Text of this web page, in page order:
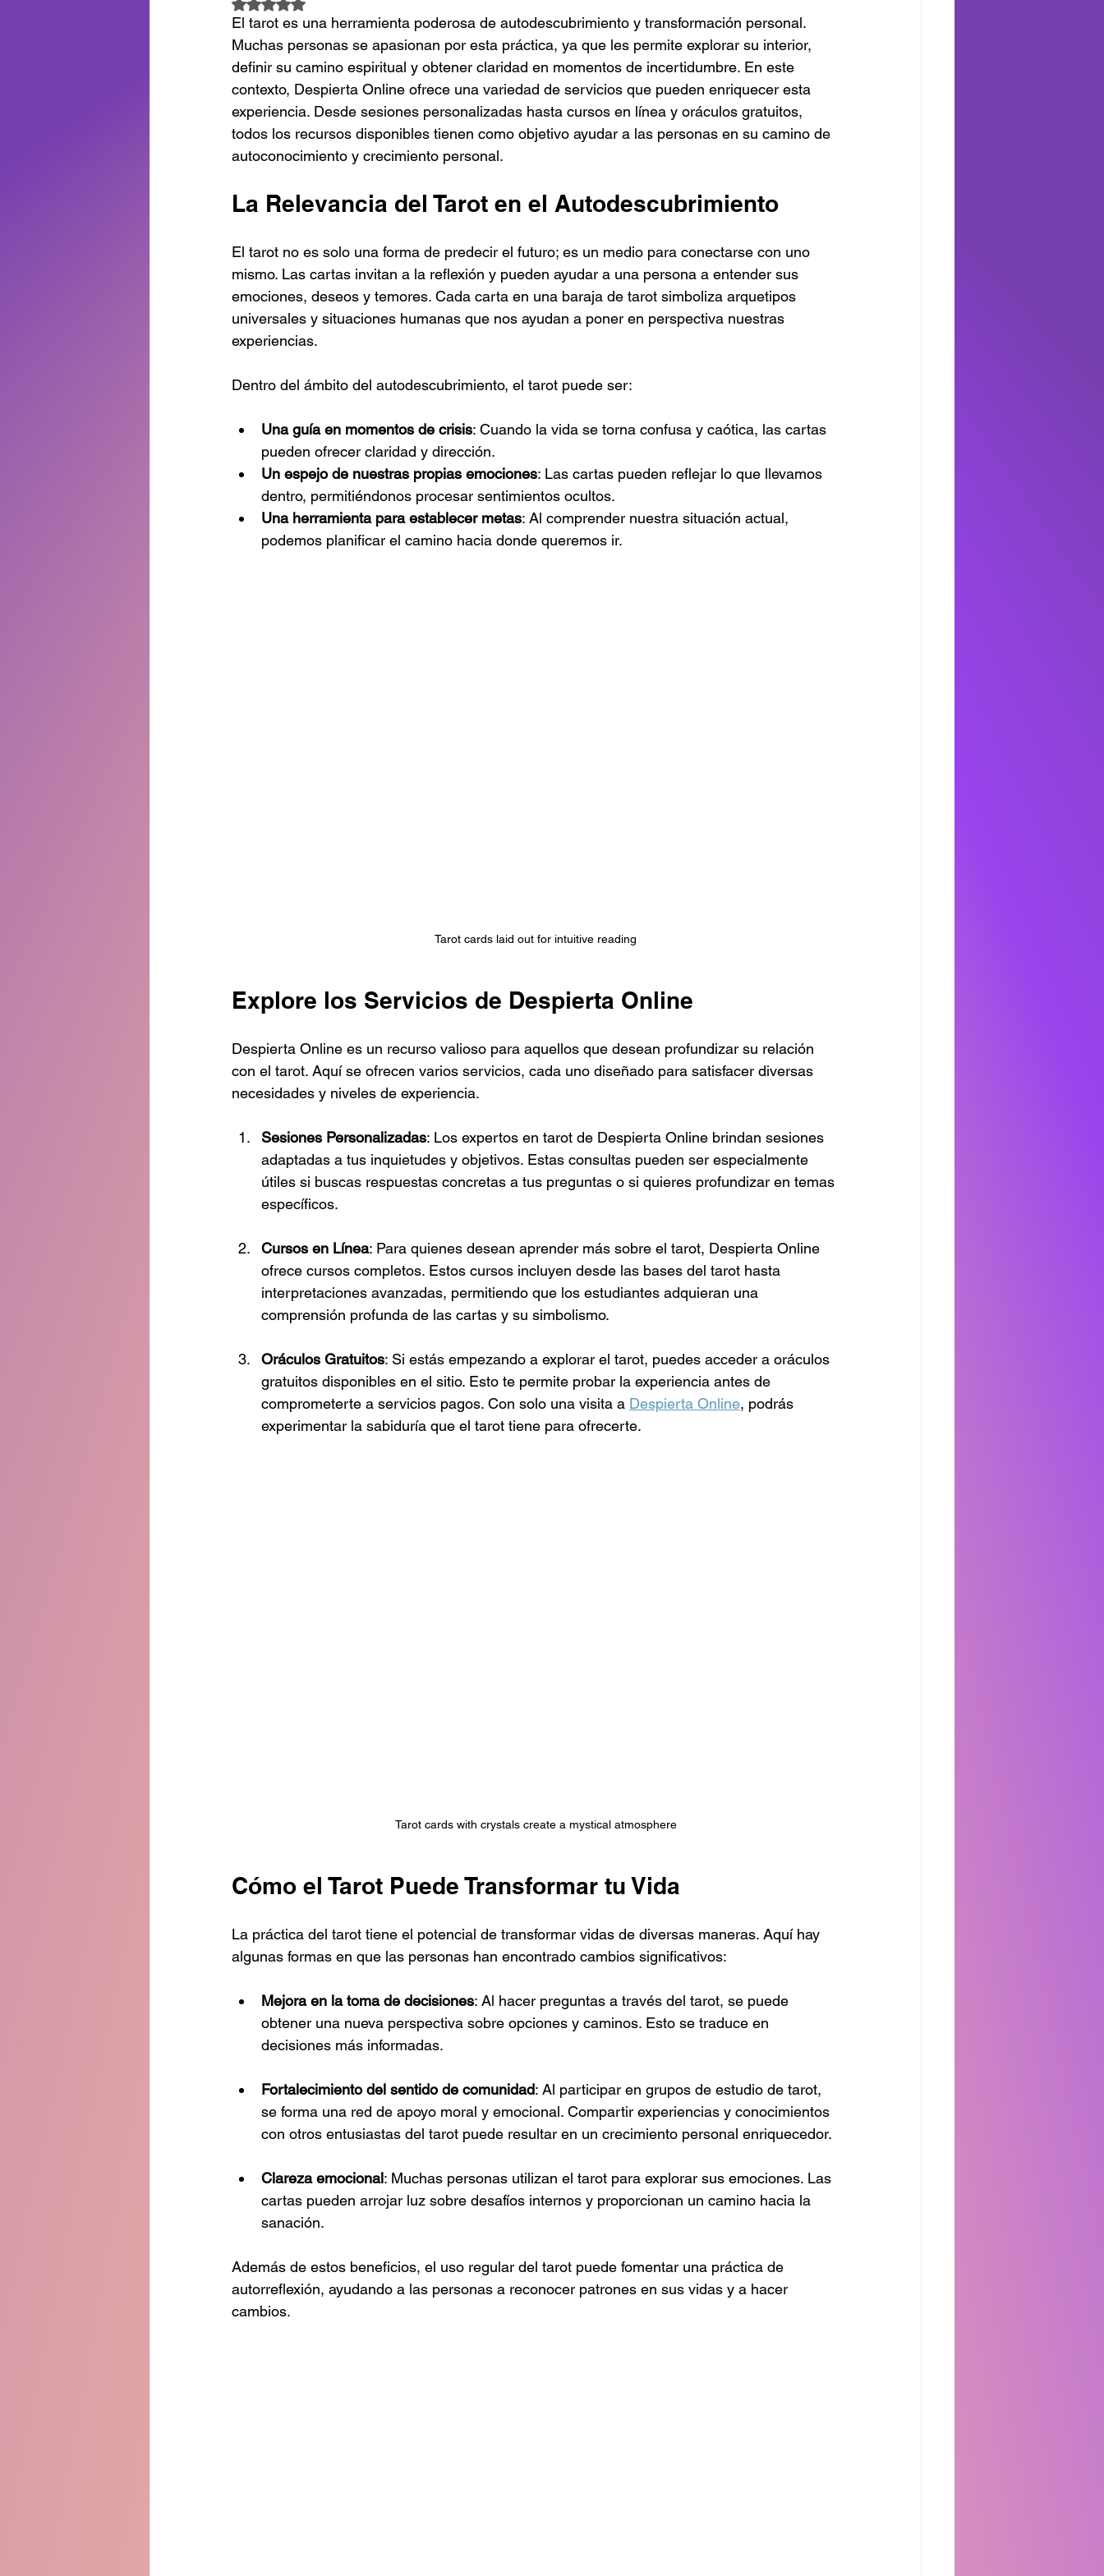
El tarot es una herramienta poderosa de autodescubrimiento y transformación personal.
Muchas personas se apasionan por esta práctica, ya que les permite explorar su interior,
definir su camino espiritual y obtener claridad en momentos de incertidumbre. En este
contexto, Despierta Online ofrece una variedad de servicios que pueden enriquecer esta
experiencia. Desde sesiones personalizadas hasta cursos en línea y oráculos gratuitos,
todos los recursos disponibles tienen como objetivo ayudar a las personas en su camino de
autoconocimiento y crecimiento personal.
La Relevancia del Tarot en el Autodescubrimiento
El tarot no es solo una forma de predecir el futuro; es un medio para conectarse con uno
mismo. Las cartas invitan a la reflexión y pueden ayudar a una persona a entender sus
emociones, deseos y temores. Cada carta en una baraja de tarot simboliza arquetipos
universales y situaciones humanas que nos ayudan a poner en perspectiva nuestras
experiencias.
Dentro del ámbito del autodescubrimiento, el tarot puede ser:
Una guía en momentos de crisis: Cuando la vida se torna confusa y caótica, las cartas
pueden ofrecer claridad y dirección.
Un espejo de nuestras propias emociones: Las cartas pueden reflejar lo que llevamos
dentro, permitiéndonos procesar sentimientos ocultos.
Una herramienta para establecer metas: Al comprender nuestra situación actual,
podemos planificar el camino hacia donde queremos ir.
Tarot cards laid out for intuitive reading
Explore los Servicios de Despierta Online
Despierta Online es un recurso valioso para aquellos que desean profundizar su relación
con el tarot. Aquí se ofrecen varios servicios, cada uno diseñado para satisfacer diversas
necesidades y niveles de experiencia.
Sesiones Personalizadas: Los expertos en tarot de Despierta Online brindan sesiones
adaptadas a tus inquietudes y objetivos. Estas consultas pueden ser especialmente
útiles si buscas respuestas concretas a tus preguntas o si quieres profundizar en temas
específicos.
Cursos en Línea: Para quienes desean aprender más sobre el tarot, Despierta Online
ofrece cursos completos. Estos cursos incluyen desde las bases del tarot hasta
interpretaciones avanzadas, permitiendo que los estudiantes adquieran una
comprensión profunda de las cartas y su simbolismo.
Oráculos Gratuitos: Si estás empezando a explorar el tarot, puedes acceder a oráculos
gratuitos disponibles en el sitio. Esto te permite probar la experiencia antes de
comprometerte a servicios pagos. Con solo una visita a Despierta Online, podrás
experimentar la sabiduría que el tarot tiene para ofrecerte.
Tarot cards with crystals create a mystical atmosphere
Cómo el Tarot Puede Transformar tu Vida
La práctica del tarot tiene el potencial de transformar vidas de diversas maneras. Aquí hay
algunas formas en que las personas han encontrado cambios significativos:
Mejora en la toma de decisiones: Al hacer preguntas a través del tarot, se puede
obtener una nueva perspectiva sobre opciones y caminos. Esto se traduce en
decisiones más informadas.
Fortalecimiento del sentido de comunidad: Al participar en grupos de estudio de tarot,
se forma una red de apoyo moral y emocional. Compartir experiencias y conocimientos
con otros entusiastas del tarot puede resultar en un crecimiento personal enriquecedor.
Clareza emocional: Muchas personas utilizan el tarot para explorar sus emociones. Las
cartas pueden arrojar luz sobre desafíos internos y proporcionan un camino hacia la
sanación.
Además de estos beneficios, el uso regular del tarot puede fomentar una práctica de
autorreflexión, ayudando a las personas a reconocer patrones en sus vidas y a hacer
cambios.